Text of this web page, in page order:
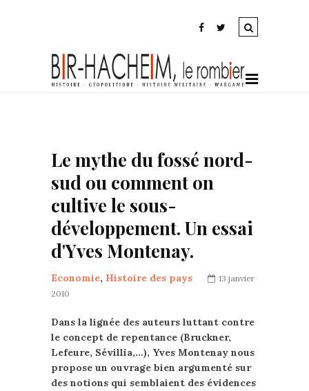
Le mythe du fossé nord-
sud ou comment on
cultive le sous-
développement. Un essai
d'Yves Montenay.
Economie, Histoire des pays
13 janvier
2010
Dans la lignée des auteurs luttant contre
le concept de repentance (Bruckner,
Lefeure, Sévillia,…), Yves Montenay nous
propose un ouvrage bien argumenté sur
des notions qui semblaient des évidences